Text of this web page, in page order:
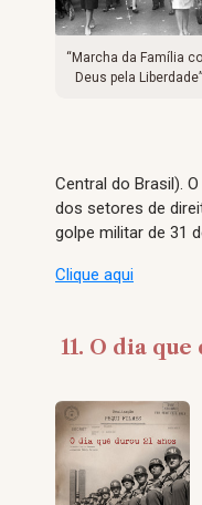
“Marcha da Família
Deus pela Liberdade”.
Central do Brasil).
dos setores de
golpe militar de 31
Clique aqui
11. O dia